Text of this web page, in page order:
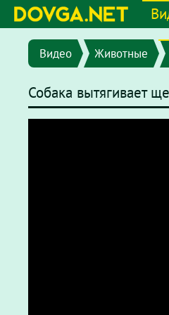
Видео Животные
Собака вытягивает